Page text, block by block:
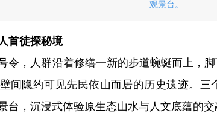
观景台。
首徒探秘境
令，人群沿着修缮一新的步道蜿蜒而上，
间隐约可见先民依山而居的历史遗迹。
台，沉浸式体验原生态山水与人文底蕴的交